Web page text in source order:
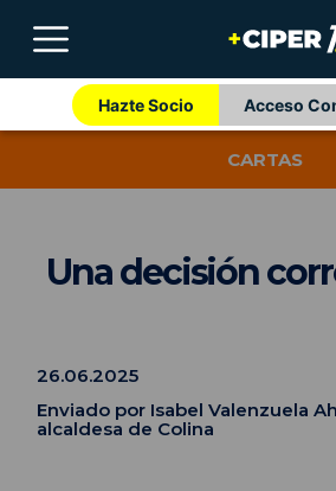
Hazte Socio Acceso
CARTAS
Una decisión
26.06.2025
Enviado por Isabel Valenzuela
alcaldesa de Colina